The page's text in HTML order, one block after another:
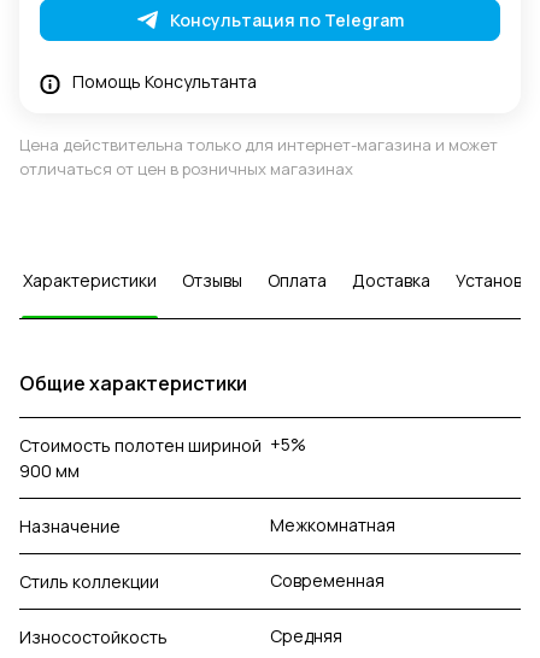
Консультация по Telegram
Помощь Консультанта
Цена действительна только для интернет-магазина и может
отличаться от цен в розничных магазинах
Характеристики Отзывы Оплата Доставка Установка
Общие характеристики
Стоимость полотен шириной
900 мм
+5%
Назначение Межкомнатная
Стиль коллекции Современная
Износостойкость Средняя